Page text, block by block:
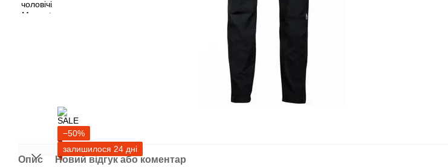
−50%
залишилося 24 дні
Опис
Новий відгук або коментар